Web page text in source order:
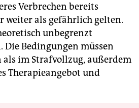
Verbrechen bereits
weiter als gefährlich gelten.
unbegrenzt
Die Bedingungen müssen
als im Strafvollzug, außerdem
Therapieangebot und